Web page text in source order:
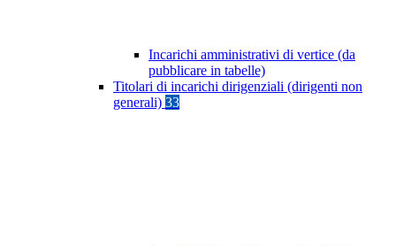
Incarichi amministrativi di vertice (da
pubblicare in tabelle)
Titolari di incarichi dirigenziali (dirigenti non
generali) 33